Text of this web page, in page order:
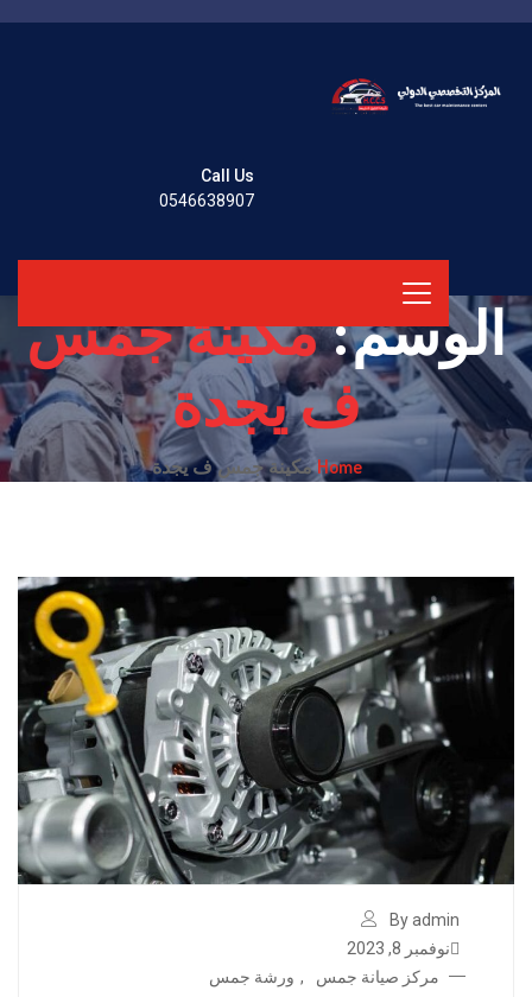
Call Us
0546638907
الوسم:مكينة جمس
ف يجدة
Homeمكينة جمس ف يجدة
By admin
نوفمبر 8, 2023
مركز صيانة جمس
, ورشة جمس